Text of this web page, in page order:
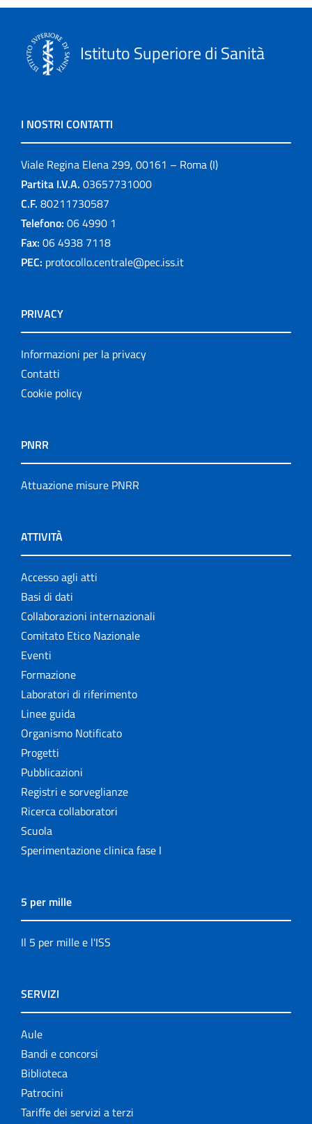
Istituto Superiore di Sanità
I NOSTRI CONTATTI
Viale Regina Elena 299, 00161 – Roma (I)
Partita I.V.A. 03657731000
C.F. 80211730587
Telefono: 06 4990 1
Fax: 06 4938 7118
PEC: protocollo.centrale@pec.iss.it
PRIVACY
Informazioni per la privacy
Contatti
Cookie policy
PNRR
Attuazione misure PNRR
ATTIVITÀ
Accesso agli atti
Basi di dati
Collaborazioni internazionali
Comitato Etico Nazionale
Eventi
Formazione
Laboratori di riferimento
Linee guida
Organismo Notificato
Progetti
Pubblicazioni
Registri e sorveglianze
Ricerca collaboratori
Scuola
Sperimentazione clinica fase I
5 per mille
Il 5 per mille e l'ISS
SERVIZI
Aule
Bandi e concorsi
Biblioteca
Patrocini
Tariffe dei servizi a terzi